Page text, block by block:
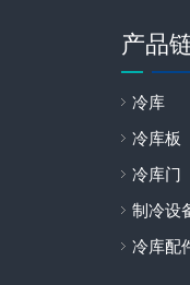
产品
冷库
冷库板
冷库门
制冷设
冷库配